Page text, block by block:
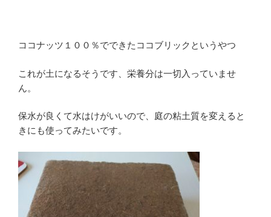
ココナッツ１００％でできたココブリックというやつ
これが土になるそうです、栄養分は一切入っていませ
ん。
保水が良くて水はけがいいので、庭の粘土質を変えると
きにも使ってみたいです。